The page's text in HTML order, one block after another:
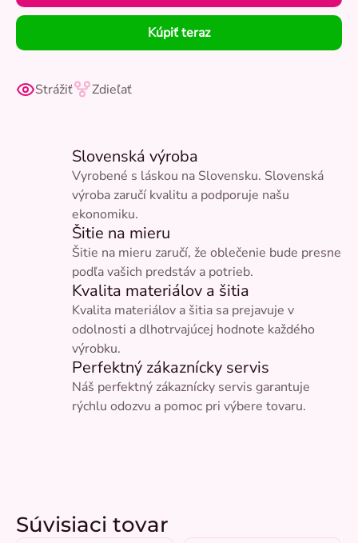
Kúpiť teraz
Strážiť Zdieľať
Slovenská výroba
Vyrobené s láskou na Slovensku. Slovenská
výroba zaručí kvalitu a podporuje našu
ekonomiku.
Šitie na mieru
Šitie na mieru zaručí, že oblečenie bude presne
podľa vašich predstáv a potrieb.
Kvalita materiálov a šitia
Kvalita materiálov a šitia sa prejavuje v
odolnosti a dlhotrvajúcej hodnote každého
výrobku.
Perfektný zákaznícky servis
Náš perfektný zákaznícky servis garantuje
rýchlu odozvu a pomoc pri výbere tovaru.
Súvisiaci tovar